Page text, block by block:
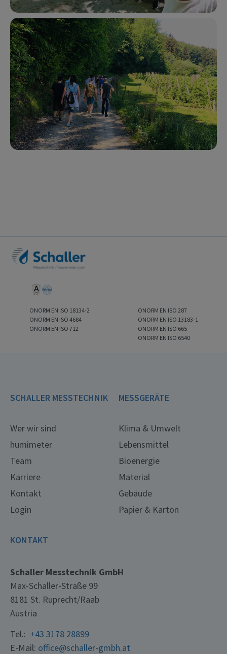
ONORM EN ISO 18134-2
ONORM EN ISO 4684
ONORM EN ISO 712
ONORM EN ISO 287
ONORM EN ISO 13183-1
ONORM EN ISO 665
ONORM EN ISO 6540
SCHALLER MESSTECHNIK
Wer wir sind
humimeter
Team
Karriere
Kontakt
Login
MESSGERÄTE
Klima & Umwelt
Lebensmittel
Bioenergie
Material
Gebäude
Papier & Karton
KONTAKT
Schaller Messtechnik GmbH
Max-Schaller-Straße 99
8181 St. Ruprecht/Raab
Austria
Tel.: +43 3178 28899
E-Mail: office@schaller-gmbh.at